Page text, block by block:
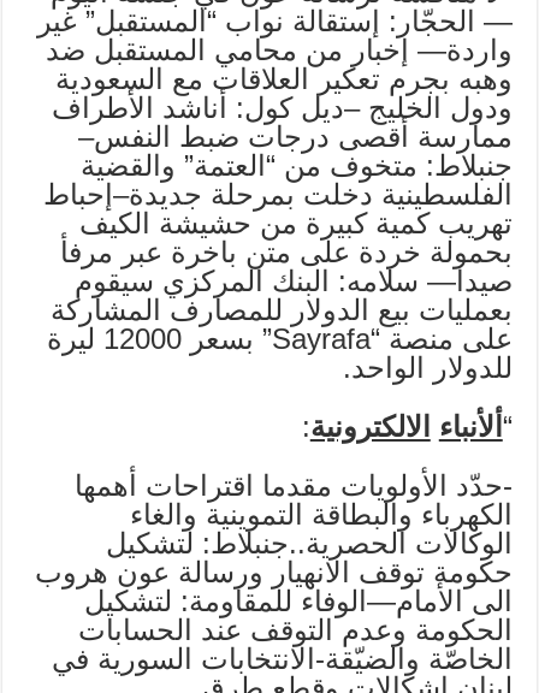
— الحجّار: إستقالة نواب “المستقبل” غير
واردة— إخبار من محامي المستقبل ضد
وهبه بجرم تعكير العلاقات مع السعودية
ودول الخليج –ديل كول: أناشد الأطراف
ممارسة أقصى درجات ضبط النفس–
جنبلاط: متخوف من “العتمة” والقضية
الفلسطينية دخلت بمرحلة جديدة–إحباط
تهريب كمية كبيرة من حشيشة الكيف
بحمولة خردة على متن باخرة عبر مرفأ
صيدا— سلامه: البنك المركزي سيقوم
بعمليات بيع الدولار للمصارف المشاركة
على منصة “Sayrafa” بسعر 12000 ليرة
للدولار الواحد.
“ ألأنباء الالكترونية:
-حدّد الأولويات مقدما اقتراحات أهمها
الكهرباء والبطاقة التموينية والغاء
الوكالات الحصرية..جنبلاط: لتشكيل
حكومة توقف الانهيار ورسالة عون هروب
الى الأمام—الوفاء للمقاومة: لتشكيل
الحكومة وعدم التوقف عند الحسابات
الخاصّة والضيّقة-الانتخابات السورية في